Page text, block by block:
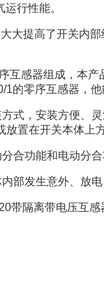
行性能。
大提高了开关内
互感器组成，本产
1的零序互感器，他
式，安装方便、
置在开关本体上方
合功能和电动分
部发生意外、放
带隔离带电压互感